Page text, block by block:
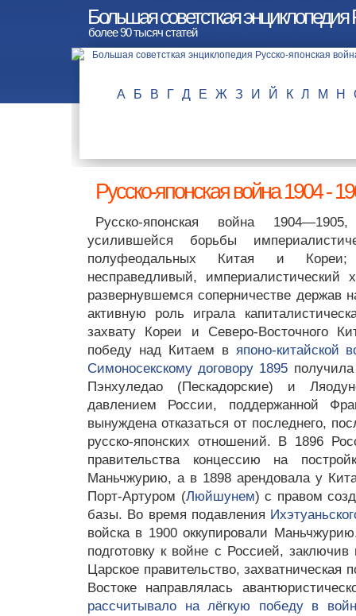
Большая советсткая энциклопедия
более 90 тысяч статей
А Б В Г Д Е Ж З И Й К Л М Н
Русско-японская война 1904 -
Русско-японская война
усилившейся борьбы
полуфеодальных Китая и Кореи;
несправедливый,
развернувшемся соперничестве держав
активную роль играла
захвату Кореи и Северо-Восточного
победу над Китаем в японо-китайской
Симоносекскому договору 1895
Пэнхуледао (Пескадорские) и
давлением России, поддержанной
вынуждена отказаться от последнего,
русско-японских отношений. В 1896
правительства концессию на
Маньчжурию, а в 1898 арендовала у
Порт-Артуром (Люйшунем) с правом
базы. Во время подавления
войска в 1900 оккупировали
подготовку к войне с Россией,
Царское правительство, захватническая
Востоке направлялась
рассчитывало на лёгкую победу в